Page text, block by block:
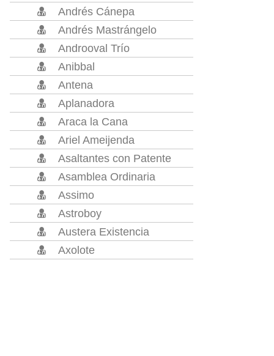
Andrés Cánepa
Andrés Mastrángelo
Androoval Trío
Anibbal
Antena
Aplanadora
Araca la Cana
Ariel Ameijenda
Asaltantes con Patente
Asamblea Ordinaria
Assimo
Astroboy
Austera Existencia
Axolote